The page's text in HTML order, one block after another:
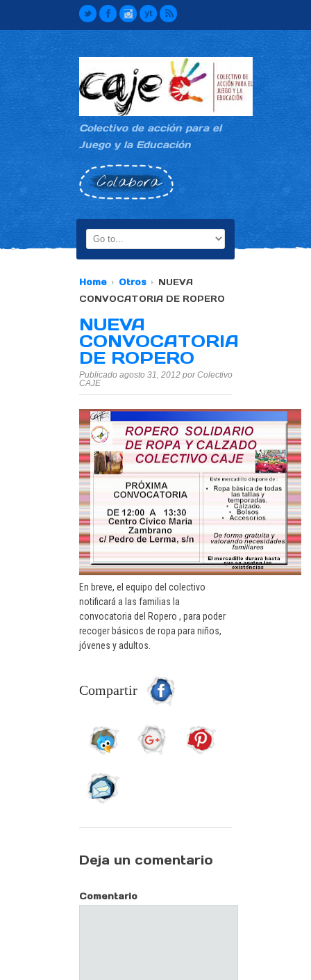
Colectivo de acción para el
Juego y la Educación
Colabora
Home Otros
NUEVA
CONVOCATORIA DE ROPERO
NUEVA
CONVOCATORIA
DE ROPERO
Publicado agosto 31, 2012 por Colectivo
CAJE
En breve, el equipo del colectivo
notificará a las familias la
convocatoria del Ropero , para poder
recoger básicos de ropa para niños,
jóvenes y adultos.
Compartir
Deja un comentario
Comentario